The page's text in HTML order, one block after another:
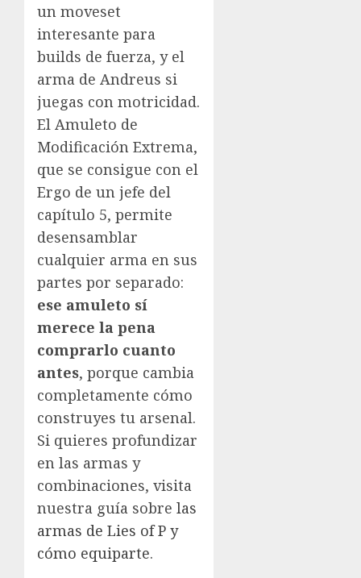
un moveset
interesante para
builds de fuerza, y el
arma de Andreus si
juegas con motricidad.
El Amuleto de
Modificación Extrema,
que se consigue con el
Ergo de un jefe del
capítulo 5, permite
desensamblar
cualquier arma en sus
partes por separado:
ese amuleto sí
merece la pena
comprarlo cuanto
antes, porque cambia
completamente cómo
construyes tu arsenal.
Si quieres profundizar
en las armas y
combinaciones, visita
nuestra guía sobre las
armas de Lies of P y
cómo equiparte.